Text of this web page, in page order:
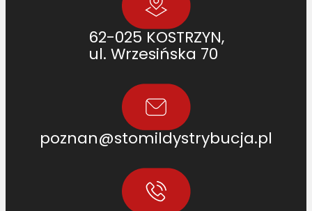
62-025 KOSTRZYN,
ul. Wrzesińska 70
poznan@stomildystrybucja.pl